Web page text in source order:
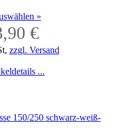
»
€
zzgl. Versand
...